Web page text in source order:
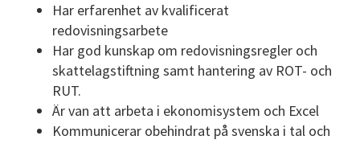
Har erfarenhet av kvalificerat
redovisningsarbete
Har god kunskap om redovisningsregler och
skattelagstiftning samt hantering av ROT- och
RUT.
Är van att arbeta i ekonomisystem och Excel
Kommunicerar obehindrat på svenska i tal och